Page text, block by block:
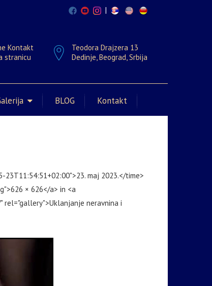
|
Teodora Drajzera 13
Dedinje, Beograd, Srbija
Kontakt
stranicu
BLOG Kontakt
maj 2023.</time>
× 626</a> in <a
neravnina i